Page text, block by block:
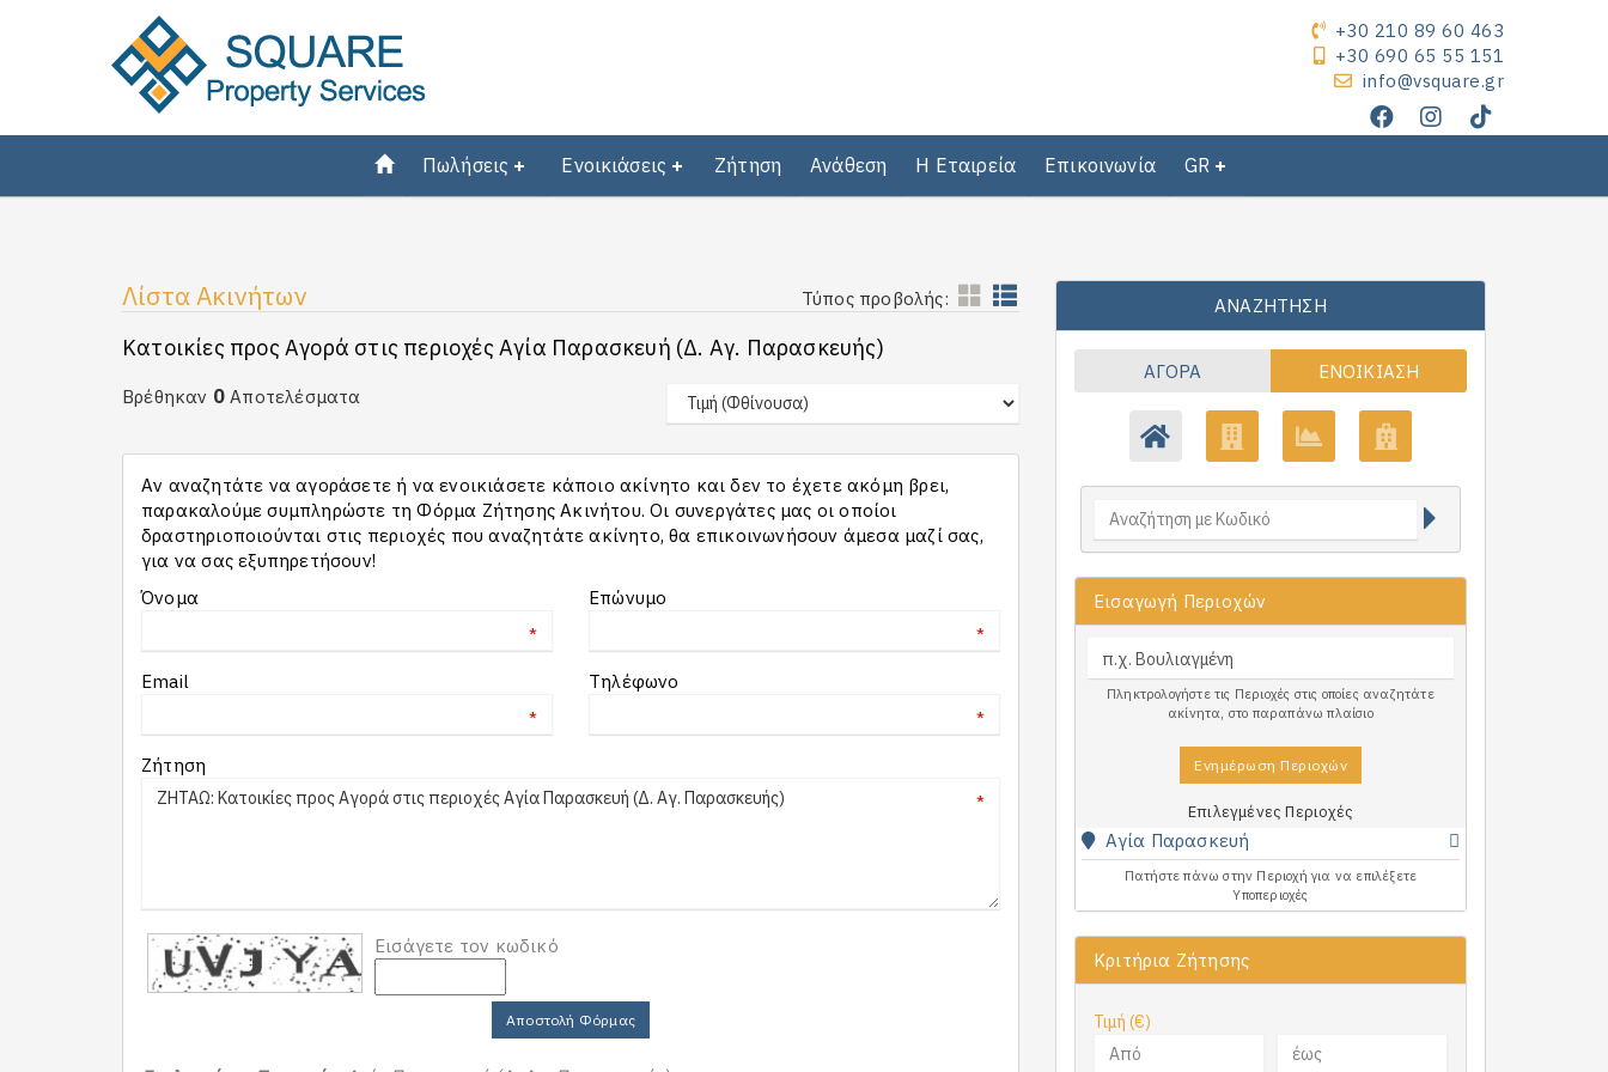
+30 210 89 60 463
+30 690 65 55 151
info@vsquare.gr
Πωλήσεις Ενοικιάσεις Ζήτηση Ανάθεση Η Εταιρεία Επικοινωνία GR
Λίστα Ακινήτων Τύπος προβολής:
Κατοικίες προς Αγορά στις περιοχές Αγία Παρασκευή (Δ. Αγ. Παρασκευής)
Βρέθηκαν 0 Αποτελέσματα
Αν αναζητάτε να αγοράσετε ή να ενοικιάσετε κάποιο ακίνητο και δεν το έχετε ακόμη βρει,
παρακαλούμε συμπληρώστε τη Φόρμα Ζήτησης Ακινήτου. Οι συνεργάτες μας οι οποίοι
δραστηριοποιούνται στις περιοχές που αναζητάτε ακίνητο, θα επικοινωνήσουν άμεσα μαζί σας,
για να σας εξυπηρετήσουν!
Όνομα
*
Email
*
Επώνυμο
*
Τηλέφωνο
*
Ζήτηση
*
Εισάγετε τον κωδικό
Αποστολή Φόρμας
ΑΝΑΖΉΤΗΣΗ
ΑΓΟΡΆ ΕΝΟΙΚΊΑΣΗ
Εισαγωγή Περιοχών
Πληκτρολογήστε τις Περιοχές στις οποίες αναζητάτε
ακίνητα, στο παραπάνω πλαίσιο
Ενημέρωση Περιοχών
Επιλεγμένες Περιοχές
Αγία Παρασκευή
Πατήστε πάνω στην Περιοχή για να επιλέξετε
Υποπεριοχές
Κριτήρια Ζήτησης
Τιμή (€)